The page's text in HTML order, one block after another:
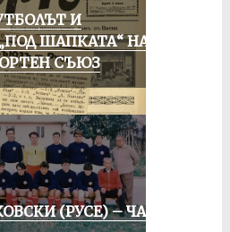
И
ШАПКАТА“ НА
СЪЮЗ
(РУСЕ) – ЧАСТ